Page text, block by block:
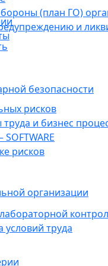
организации
(план ГО)
и
безопасности
рисков
и бизнес
рисков
труда